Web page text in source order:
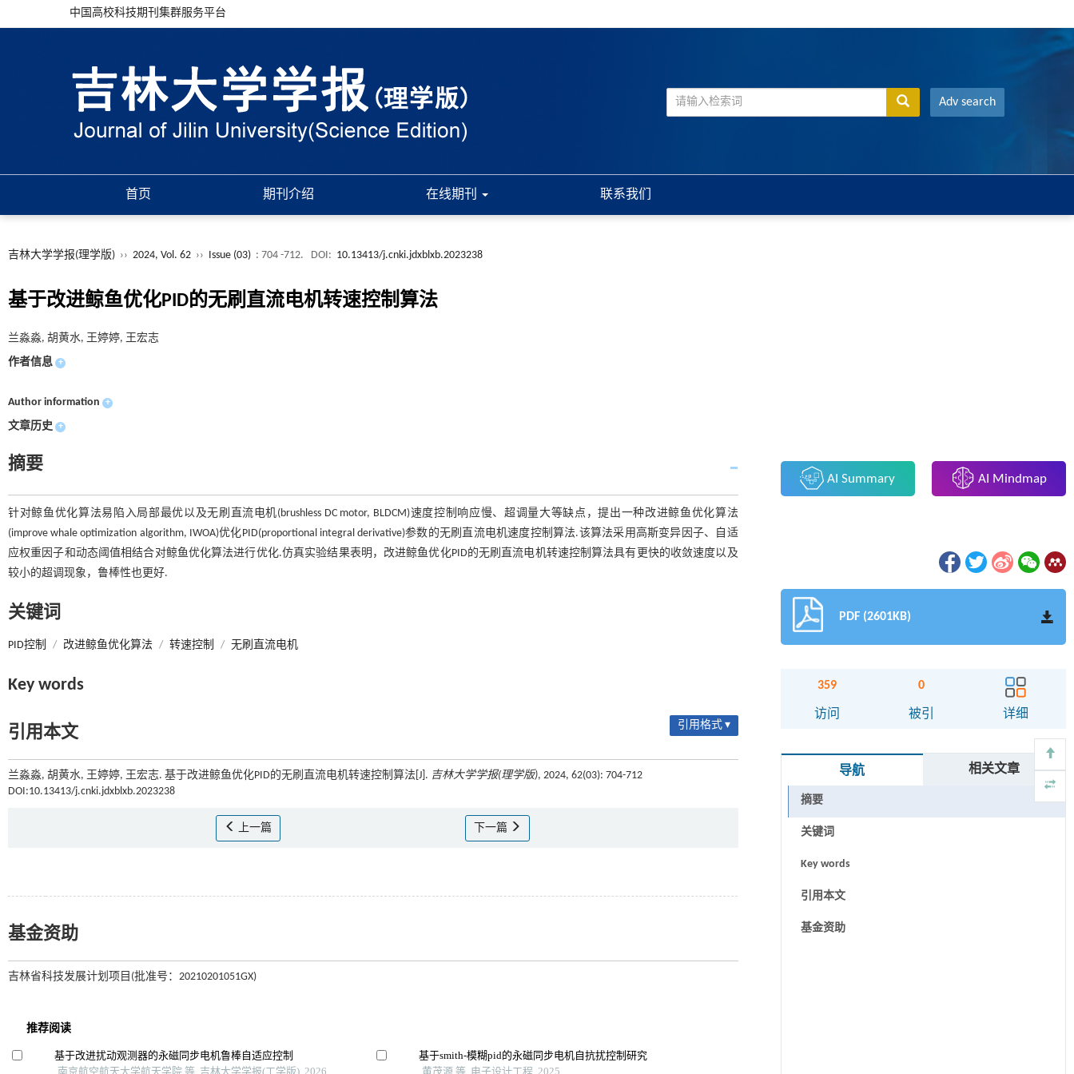
中国高校科技期刊集群服务平台
Adv search
首页 期刊介绍 在线期刊 联系我们
吉林大学学报(理学版) ›› 2024, Vol. 62 ›› Issue (03) : 704 -712. DOI: 10.13413/j.cnki.jdxblxb.2023238
基于改进鲸鱼优化PID的无刷直流电机转速控制算法
兰淼淼, 胡黄水, 王婷婷, 王宏志
作者信息 +
Author information +
文章历史 +
摘要
针对鲸鱼优化算法易陷入局部最优以及无刷直流电机(brushless DC motor, BLDCM)速度控制响应慢、超调量大等缺点，提出一种改进鲸鱼优化算法
(improve whale optimization algorithm, IWOA)优化PID(proportional integral derivative)参数的无刷直流电机速度控制算法.该算法采用高斯变异因子、自适
应权重因子和动态阈值相结合对鲸鱼优化算法进行优化.仿真实验结果表明，改进鲸鱼优化PID的无刷直流电机转速控制算法具有更快的收敛速度以及
较小的超调现象，鲁棒性也更好.
关键词
PID控制 / 改进鲸鱼优化算法 / 转速控制 / 无刷直流电机
Key words
引用本文 引用格式 ▾
兰淼淼, 胡黄水, 王婷婷, 王宏志. 基于改进鲸鱼优化PID的无刷直流电机转速控制算法[J]. 吉林大学学报(理学版), 2024, 62(03): 704-712
DOI:10.13413/j.cnki.jdxblxb.2023238
上一篇 下一篇
基金资助
吉林省科技发展计划项目(批准号：20210201051GX)
AI Summary AI Mindmap
PDF (2601KB)
359
访问
0
被引 详细
导航 相关文章
摘要
关键词
Key words
引用本文
基金资助